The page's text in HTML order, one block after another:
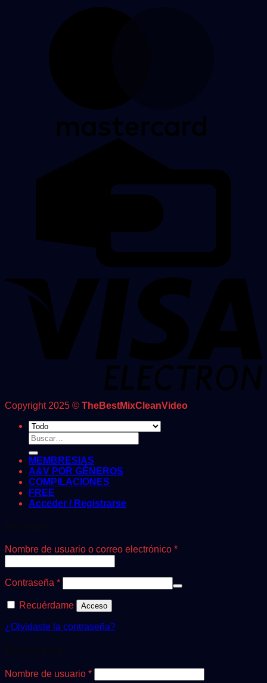
Copyright 2025 © TheBestMixCleanVideo
Buscar
por:
MEMBRESIAS
A&V POR GÉNEROS
COMPILACIONES
FREE
Acceder / Registrarse
Nombre de usuario o correo electrónico *Obligatorio
Contraseña *Obligatorio
Recuérdame Acceso
¿Olvidaste la contraseña?
Nombre de usuario *Obligatorio